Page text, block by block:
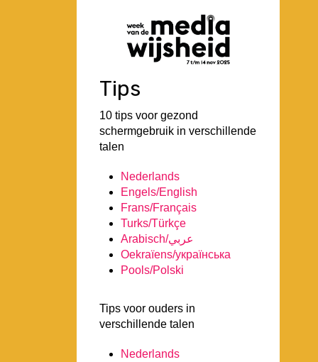
Tips
10 tips voor gezond
schermgebruik in verschillende
talen
Nederlands
Engels/English
Frans/Français
Turks/Türkçe
Arabisch/عربي
Oekraïens/українська
Pools/Polski
Tips voor ouders in
verschillende talen
Nederlands